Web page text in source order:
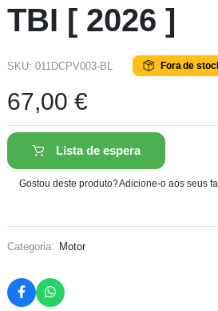
TBI [ 2026 ]
SKU: 011DCPV003-BL Fora de
67,00 €
Lista de espera
Gostou deste produto? Adicione-o aos seus
Categoria: Motor